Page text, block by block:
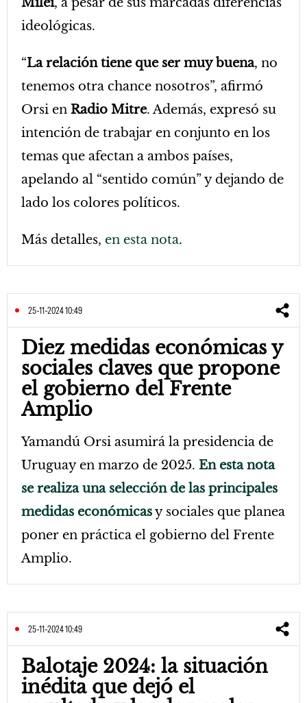
ideológicas.
“La relación tiene que ser muy buena, no
tenemos otra chance nosotros”, afirmó
Orsi en Radio Mitre. Además, expresó su
intención de trabajar en conjunto en los
temas que afectan a ambos países,
apelando al “sentido común” y dejando de
lado los colores políticos.
Más detalles, en esta nota.
25-11-2024 10:49
Diez medidas económicas y
sociales claves que propone
el gobierno del Frente
Amplio
Yamandú Orsi asumirá la presidencia de
Uruguay en marzo de 2025. En esta nota
se realiza una selección de las principales
medidas económicasy sociales que planea
poner en práctica el gobierno del Frente
Amplio.
25-11-2024 10:49
Balotaje 2024: la situación
inédita que dejó el